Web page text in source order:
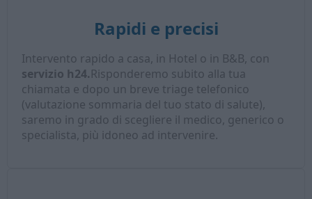
Rapidi e precisi
Intervento rapido a casa, in Hotel o in B&B, con
servizio h24.Risponderemo subito alla tua
chiamata e dopo un breve triage telefonico
(valutazione sommaria del tuo stato di salute),
saremo in grado di scegliere il medico, generico o
specialista, più idoneo ad intervenire.